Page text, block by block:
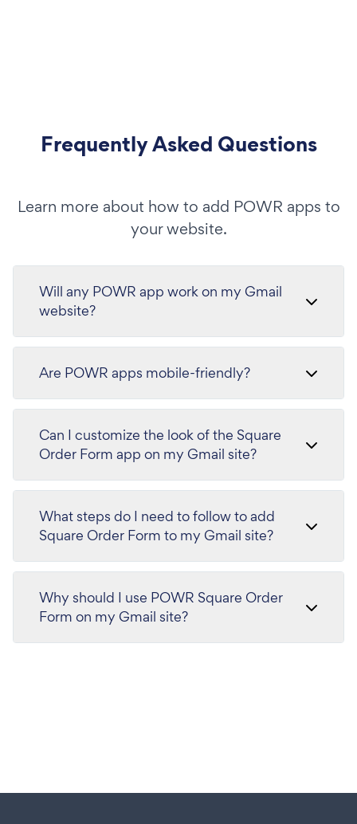
Frequently Asked Questions
Learn more about how to add POWR apps to
your website.
Will any POWR app work on my Gmail
website?
Are POWR apps mobile-friendly?
Can I customize the look of the Square
Order Form app on my Gmail site?
What steps do I need to follow to add
Square Order Form to my Gmail site?
Why should I use POWR Square Order
Form on my Gmail site?